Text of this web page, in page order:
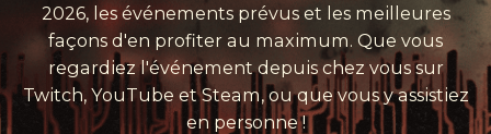
2026, les événements prévus et les meilleures
façons d'en profiter au maximum. Que vous
regardiez l'événement depuis chez vous sur
Twitch, YouTube et Steam, ou que vous y assistiez
en personne !